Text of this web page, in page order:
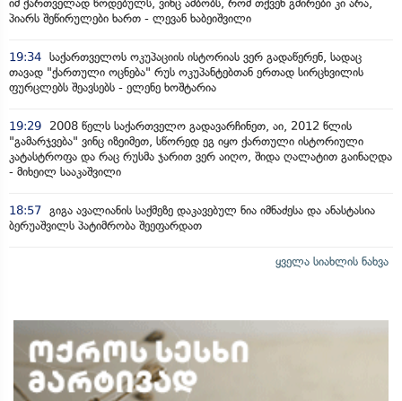
იმ ქართველად წოდებულს, ვინც ამბობს, რომ თქვენ გმირები კი არა,
პიარს შეწირულები ხართ - ლევან ხაბეიშვილი
19:34 საქართველოს ოკუპაციის ისტორიას ვერ გადაწერენ, სადაც
თავად "ქართული ოცნება" რუს ოკუპანტებთან ერთად სირცხვილის
ფურცლებს შეავსებს - ელენე ხოშტარია
19:29
2008 წელს საქართველო გადავარჩინეთ, აი, 2012 წლის
"გამარჯვება" ვინც იზეიმეთ, სწორედ ეგ იყო ქართული ისტორიული
კატასტროფა და რაც რუსმა ჯარით ვერ აიღო, შიდა ღალატით გაინაღდა
- მიხეილ სააკაშვილი
18:57 გიგა ავალიანის საქმეზე დაკავებულ ნია იმნაძესა და ანასტასია
ბერუაშვილს პატიმრობა შეეფარდათ
ყველა სიახლის ნახვა